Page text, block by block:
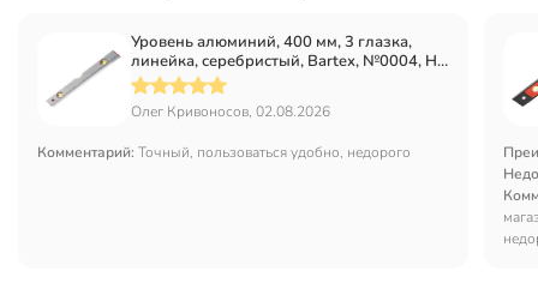
Уровень алюминий, 400 мм, 3 глазка,
линейка, серебристый, Bartex, №0004, HJ-
88B
Олег Кривоносов, 02.08.2026
Комментарий: Точный, пользоваться удобно, недорого